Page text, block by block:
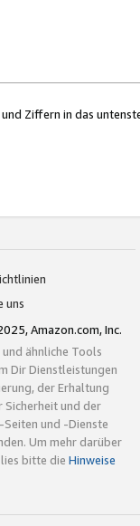
Ziffern in das
uns
Amazon.com, Inc.
ähnliche Tools
Dir Dienstleistungen
der Erhaltung
Sicherheit und der
und -Dienste
Um mehr darüber
bitte die Hinweise